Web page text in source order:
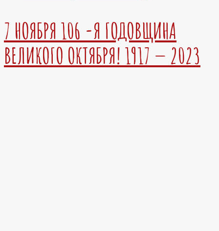
7 НОЯБРЯ 106 -Я ГОДОВЩИНА
ВЕЛИКОГО ОКТЯБРЯ! 1917 — 2023